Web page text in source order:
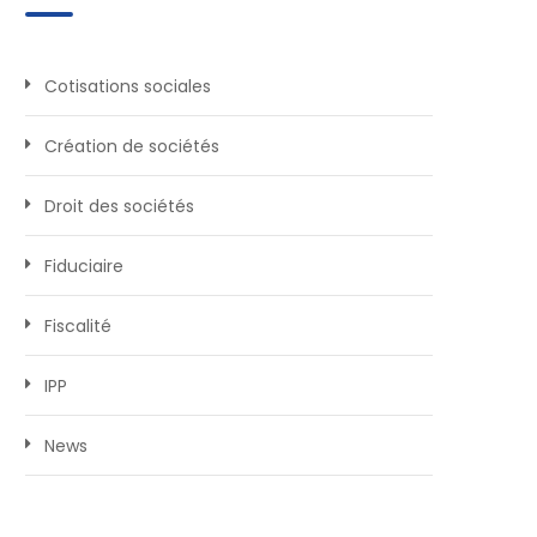
Cotisations sociales
Création de sociétés
Droit des sociétés
Fiduciaire
Fiscalité
IPP
News